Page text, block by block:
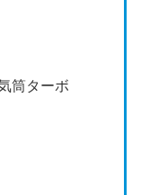
筒ターボ